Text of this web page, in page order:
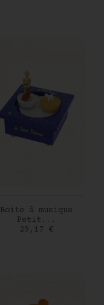
AJOUTER AU PANIER
Boite à musique
Petit...
Prix
29,17 €